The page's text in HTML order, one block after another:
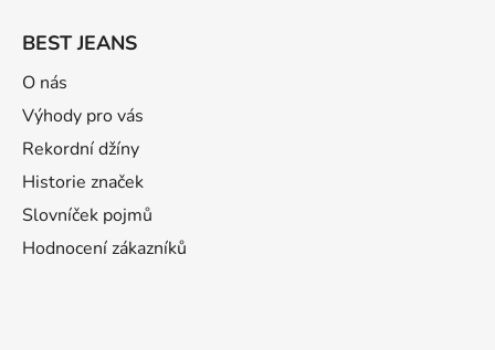
BEST JEANS
O nás
Výhody pro vás
Rekordní džíny
Historie značek
Slovníček pojmů
Hodnocení zákazníků